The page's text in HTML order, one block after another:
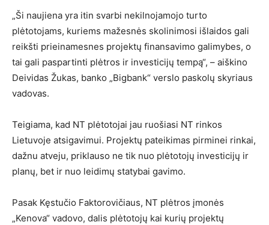
„Ši naujiena yra itin svarbi nekilnojamojo turto
plėtotojams, kuriems mažesnės skolinimosi išlaidos gali
reikšti prieinamesnes projektų finansavimo galimybes, o
tai gali paspartinti plėtros ir investicijų tempą“, – aiškino
Deividas Žukas, banko „Bigbank“ verslo paskolų skyriaus
vadovas.
Teigiama, kad NT plėtotojai jau ruošiasi NT rinkos
Lietuvoje atsigavimui. Projektų pateikimas pirminei rinkai,
dažnu atveju, priklauso ne tik nuo plėtotojų investicijų ir
planų, bet ir nuo leidimų statybai gavimo.
Pasak Kęstučio Faktorovičiaus, NT plėtros įmonės
„Kenova“ vadovo, dalis plėtotojų kai kurių projektų